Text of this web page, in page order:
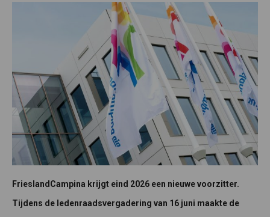
FrieslandCampina krijgt eind 2026 een nieuwe voorzitter.
Tijdens de ledenraadsvergadering van 16 juni maakte de